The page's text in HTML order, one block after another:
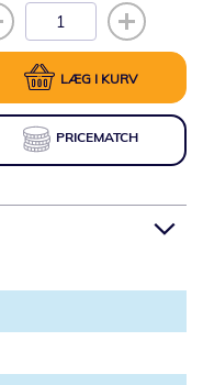
LÆG I KURV
PRICEMATCH